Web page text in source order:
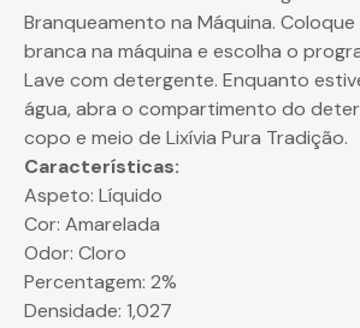
Branqueamento na Máquina.
branca na máquina e escolha o
Lave com detergente. Enquanto
água, abra o compartimento do
copo e meio de Lixívia Pura Tradição.
Características:
Aspeto: Líquido
Cor: Amarelada
Odor: Cloro
Percentagem: 2%
Densidade: 1,027